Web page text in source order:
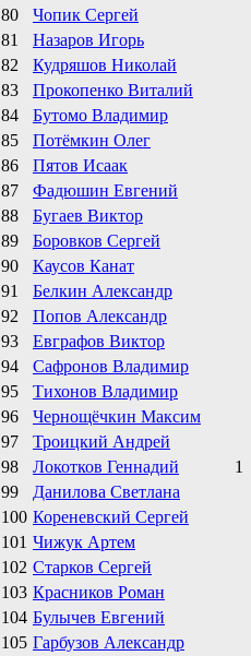
80
Чопик Сергей
81
Назаров Игорь
82
Кудряшов Николай
83
Прокопенко Виталий
84
Бутомо Владимир
85
Потёмкин Олег
86
Пятов Исаак
87
Фадюшин Евгений
88
Бугаев Виктор
89
Боровков Сергей
90
Каусов Канат
91
Белкин Александр
92
Попов Александр
93
Евграфов Виктор
94
Сафронов Владимир
95
Тихонов Владимир
96
Чернощёчкин Максим
97
Троицкий Андрей
98
Локотков Геннадий
1
99
Данилова Светлана
100 Кореневский Сергей
101 Чижук Артем
102 Старков Сергей
103 Красников Роман
104 Булычев Евгений
105 Гарбузов Александр